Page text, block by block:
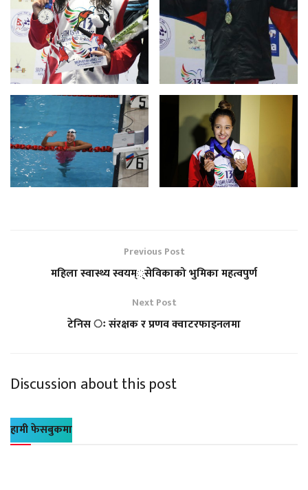
Previous Post
महिला स्वास्थ्य स्वयम््सेविकाको भुमिका महत्वपुर्ण
Next Post
टेनिस ः संरक्षक र प्रणव क्वाटरफाइनलमा
Discussion about this post
हामी फेसबुकमा